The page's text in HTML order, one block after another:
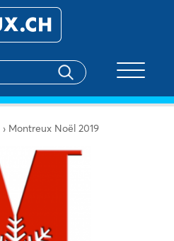
› Montreux Noël 2019